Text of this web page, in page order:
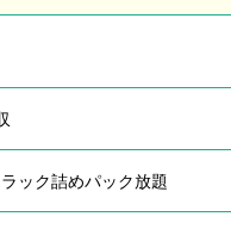
ック詰めパック放題